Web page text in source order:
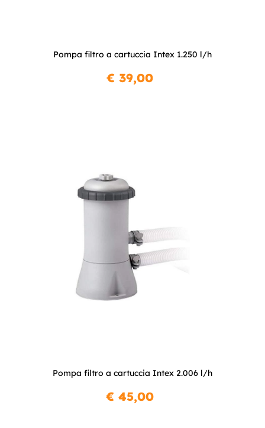
Pompa filtro a cartuccia Intex 1.250 l/h
€ 39,00
Pompa filtro a cartuccia Intex 2.006 l/h
€ 45,00